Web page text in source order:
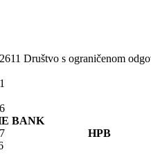
Društvo s ograničenom
BANK
HPB